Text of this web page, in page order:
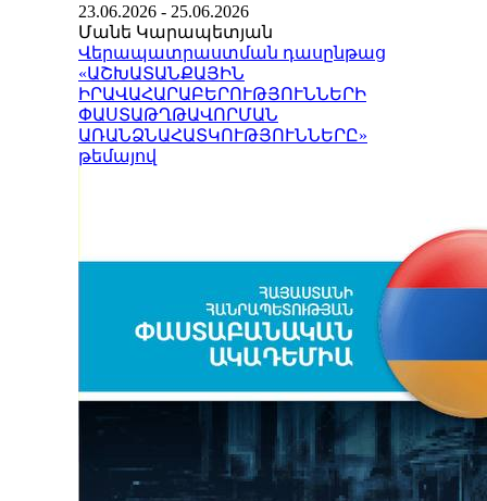
23.06.2026 - 25.06.2026
Մանե Կարապետյան
Վերապատրաստման դասընթաց
«ԱՇԽԱՏԱՆՔԱՅԻՆ
ԻՐԱՎԱՀԱՐԱԲԵՐՈՒԹՅՈՒՆՆԵՐԻ
ՓԱՍՏԱԹՂԹԱՎՈՐՄԱՆ
ԱՌԱՆՁՆԱՀԱՏԿՈՒԹՅՈՒՆՆԵՐԸ»
թեմայով